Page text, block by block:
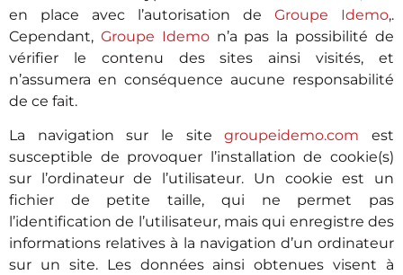
en place avec l’autorisation de Groupe Idemo,.
Cependant, Groupe Idemon’a pas la possibilité de
vérifier le contenu des sites ainsi visités, et
n’assumera en conséquence aucune responsabilité
de ce fait.
La navigation sur le sitegroupeidemo.com est
susceptible de provoquer l’installation de cookie(s)
sur l’ordinateur de l’utilisateur. Un cookie est un
fichier de petite taille, qui ne permet pas
l’identification de l’utilisateur, mais qui enregistre des
informations relatives à la navigation d’un ordinateur
sur un site. Les données ainsi obtenues visent à